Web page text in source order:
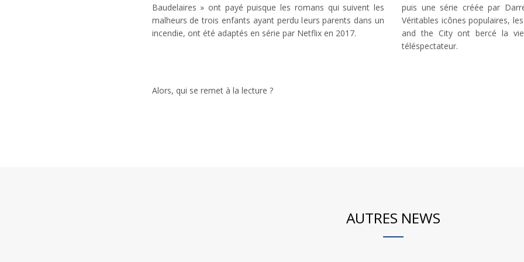
Baudelaires » ont payé puisque les romans qui suivent les
malheurs de trois enfants ayant perdu leurs parents dans un
incendie, ont été adaptés en série par Netflix en 2017.
puis une série créée par
Véritables icônes populaires,
and the City ont bercé la
téléspectateur.
Alors, qui se remet à la lecture ?
AUTRES NEWS